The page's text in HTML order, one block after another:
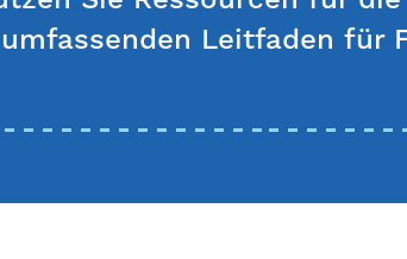
Leitfaden für